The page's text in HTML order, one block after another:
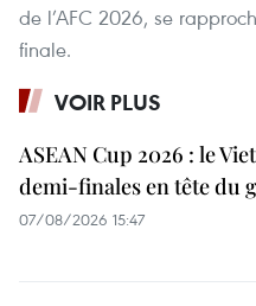
de l’AFC 2026, se
finale.
VOIR PLUS
ASEAN Cup 2026 : le
demi-finales en tête du
07/08/2026 15:47